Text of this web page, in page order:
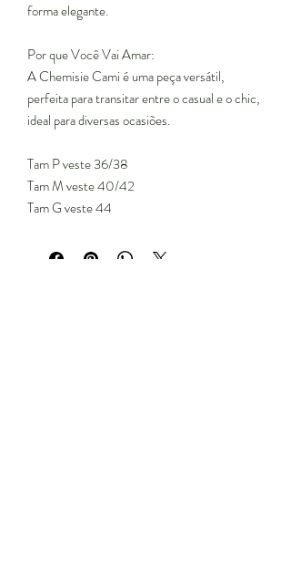
forma elegante.
Por que Você Vai Amar:
A Chemisie Cami é uma peça versátil,
perfeita para transitar entre o casual e o chic,
ideal para diversas ocasiões.
Tam P veste 36/38
Tam M veste 40/42
Tam G veste 44